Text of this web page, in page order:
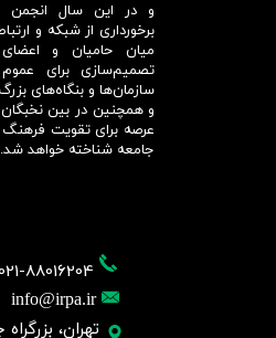
88016204
info@irpa.ir
تهران، بزرگراه
و در این سال انجمن
برخورداری از شبکه و
میان حامیان و
تصمیم‌سازی برای
سازمان‌ها و بنگاه‌های
و همچنین در بین نخبگان
عرصه برای تقویت
جامعه شناخته خواهد شد.​​​​​​​